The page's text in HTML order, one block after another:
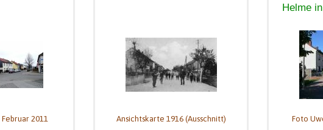
2011 Ansichtskarte 1916 (Ausschnitt)
Helme
Foto